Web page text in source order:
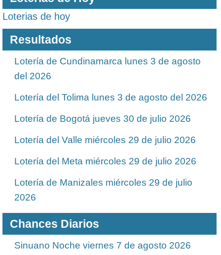
Loterias de hoy
Resultados
Lotería de Cundinamarca lunes 3 de agosto
del 2026
Lotería del Tolima lunes 3 de agosto del 2026
Lotería de Bogotá jueves 30 de julio 2026
Lotería del Valle miércoles 29 de julio 2026
Lotería del Meta miércoles 29 de julio 2026
Lotería de Manizales miércoles 29 de julio
2026
Chances Diarios
Sinuano Noche viernes 7 de agosto 2026